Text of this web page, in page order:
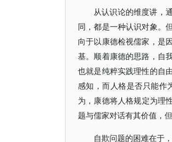
从认识论的维度讲，
同，都是一种认识对象。
向于以康德检视儒家，是
基。顺着康德的思路，自
也就是纯粹实践理性的自
感知，而人格是否只能作
为，康德将人格规定为理
题与儒家对话有其价值，
自欺问题的困难在于